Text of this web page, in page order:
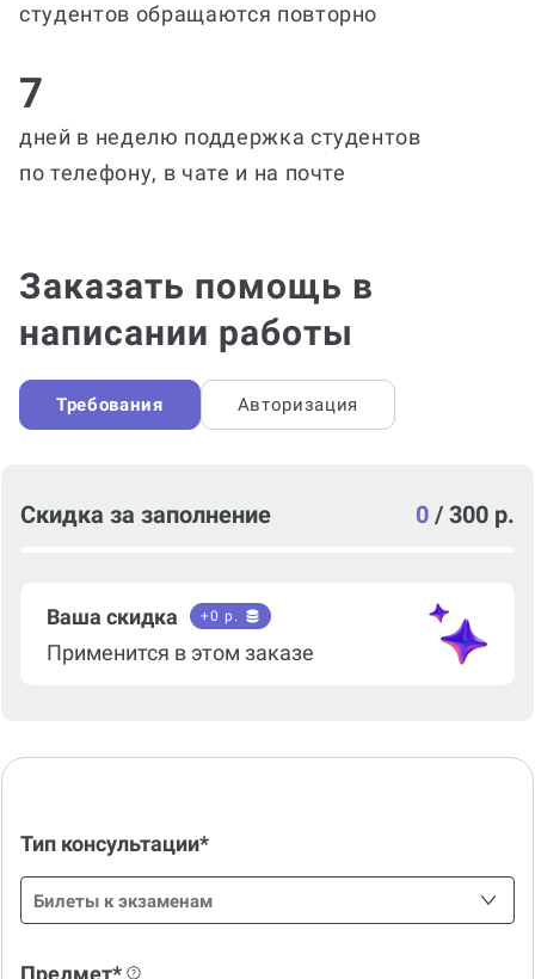
студентов обращаются повторно
7
дней в неделю поддержка студентов
по телефону, в чате и на почте
Заказать помощь в
написании работы
Требования Авторизация
Скидка за заполнение 0 / 300 р.
Ваша скидка +0 р.
Применится в этом заказе
Тип консультации*
Билеты к экзаменам
Предмет*